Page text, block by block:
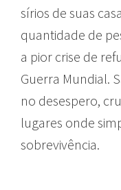
sírios de suas
quantidade de
a pior crise de
Guerra Mundial.
no desespero,
lugares onde
sobrevivência.